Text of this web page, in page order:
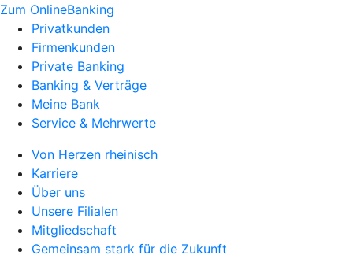
Zum OnlineBanking
Privatkunden
Firmenkunden
Private Banking
Banking & Verträge
Meine Bank
Service & Mehrwerte
Von Herzen rheinisch
Karriere
Über uns
Unsere Filialen
Mitgliedschaft
Gemeinsam stark für die Zukunft